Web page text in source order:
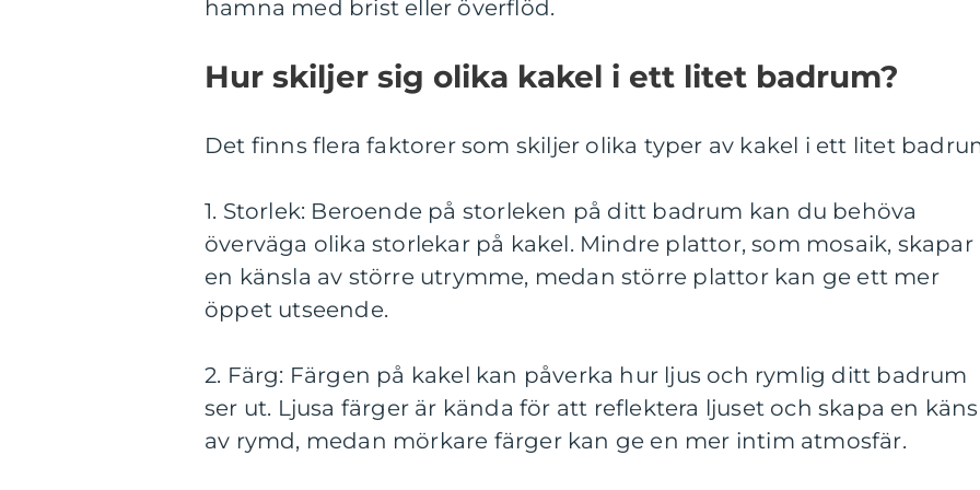
hamna med brist eller överflöd.
Hur skiljer sig olika kakel i ett litet badrum?
Det finns flera faktorer som skiljer olika typer av kakel i ett litet
1. Storlek: Beroende på storleken på ditt badrum kan du behöva
överväga olika storlekar på kakel. Mindre plattor, som mosaik, skapar
en känsla av större utrymme, medan större plattor kan ge ett mer
öppet utseende.
2. Färg: Färgen på kakel kan påverka hur ljus och rymlig ditt badrum
ser ut. Ljusa färger är kända för att reflektera ljuset och skapa en
av rymd, medan mörkare färger kan ge en mer intim atmosfär.